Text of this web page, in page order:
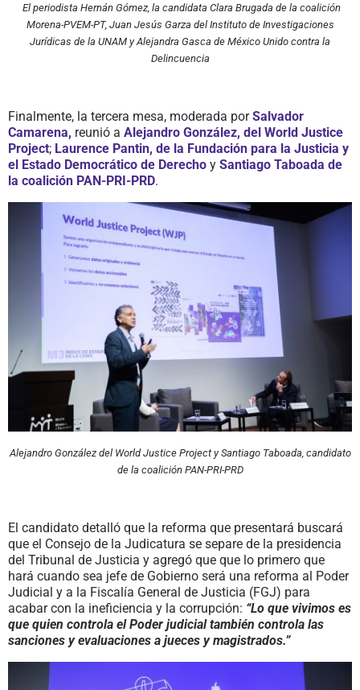
El periodista Hernán Gómez, la candidata Clara Brugada de la coalición
Morena-PVEM-PT, Juan Jesús Garza del Instituto de Investigaciones
Jurídicas de la UNAM y Alejandra Gasca de México Unido contra la
Delincuencia
Finalmente, la tercera mesa, moderada porSalvador
Camarena, reunió a Alejandro González, del World Justice
Project; Laurence Pantin, de la Fundación para la Justicia y
el Estado Democrático de Derecho y Santiago Taboada de
la coalición PAN-PRI-PRD.
Alejandro González del World Justice Project y Santiago Taboada, candidato
de la coalición PAN-PRI-PRD
El candidato detalló que la reforma que presentará buscará
que el Consejo de la Judicatura se separe de la presidencia
del Tribunal de Justicia y agregó que que lo primero que
hará cuando sea jefe de Gobierno será una reforma al Poder
Judicial y a la Fiscalía General de Justicia (FGJ) para
acabar con la ineficiencia y la corrupción: “Lo que vivimos es
que quien controla el Poder judicial también controla las
sanciones y evaluaciones a jueces y magistrados.”